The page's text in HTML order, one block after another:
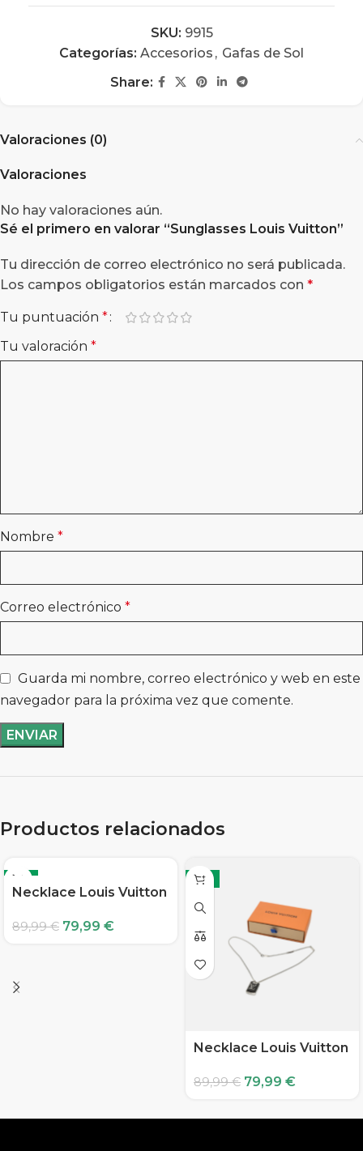
SKU: 9915
Categorías: Accesorios , Gafas de Sol
Share:
Valoraciones (0)
Valoraciones
No hay valoraciones aún.
Sé el primero en valorar “Sunglasses Louis Vuitton”
Tu dirección de correo electrónico no será publicada.
Los campos obligatorios están marcados con *
Tu puntuación *
Tu valoración *
Nombre *
Correo electrónico *
Guarda mi nombre, correo electrónico y web en este
navegador para la próxima vez que comente.
Productos relacionados
-11%
Necklace Louis Vuitton
89,99€ 79,99 €
-11%
Necklace Louis Vuitton
89,99€ 79,99 €